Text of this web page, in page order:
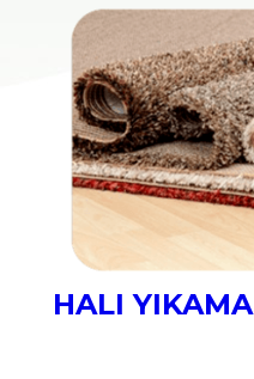
HALI YIKAMA